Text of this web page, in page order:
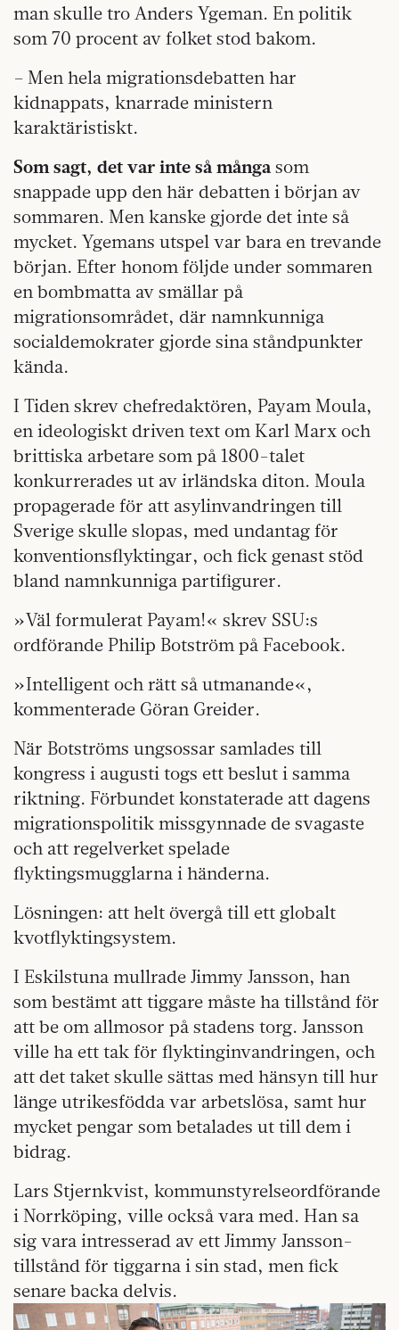
man skulle tro Anders Ygeman. En politik
som 70 procent av folket stod bakom.
– Men hela migrationsdebatten har
kidnappats, knarrade ministern
karaktäristiskt.
Som sagt, det var inte så många som
snappade upp den här debatten i början av
sommaren. Men kanske gjorde det inte så
mycket. Ygemans utspel var bara en trevande
början. Efter honom följde under sommaren
en bombmatta av smällar på
migrationsområdet, där namnkunniga
socialdemokrater gjorde sina ståndpunkter
kända.
I Tiden skrev chefredaktören, Payam Moula,
en ideologiskt driven text om Karl Marx och
brittiska arbetare som på 1800-talet
konkurrerades ut av irländska diton. Moula
propagerade för att asylinvandringen till
Sverige skulle slopas, med undantag för
konventionsflyktingar, och fick genast stöd
bland namnkunniga partifigurer.
»Väl formulerat Payam!« skrev SSU:s
ordförande Philip Botström på Facebook.
»Intelligent och rätt så utmanande«,
kommenterade Göran Greider.
När Botströms ungsossar samlades till
kongress i augusti togs ett beslut i samma
riktning. Förbundet konstaterade att dagens
migrationspolitik missgynnade de svagaste
och att regelverket spelade
flyktingsmugglarna i händerna.
Lösningen: att helt övergå till ett globalt
kvotflyktingsystem.
I Eskilstuna mullrade Jimmy Jansson, han
som bestämt att tiggare måste ha tillstånd för
att be om allmosor på stadens torg. Jansson
ville ha ett tak för flyktinginvandringen, och
att det taket skulle sättas med hänsyn till hur
länge utrikesfödda var arbetslösa, samt hur
mycket pengar som betalades ut till dem i
bidrag.
Lars Stjernkvist, kommunstyrelseordförande
i Norrköping, ville också vara med. Han sa
sig vara intresserad av ett Jimmy Jansson-
tillstånd för tiggarna i sin stad, men fick
senare backa delvis.